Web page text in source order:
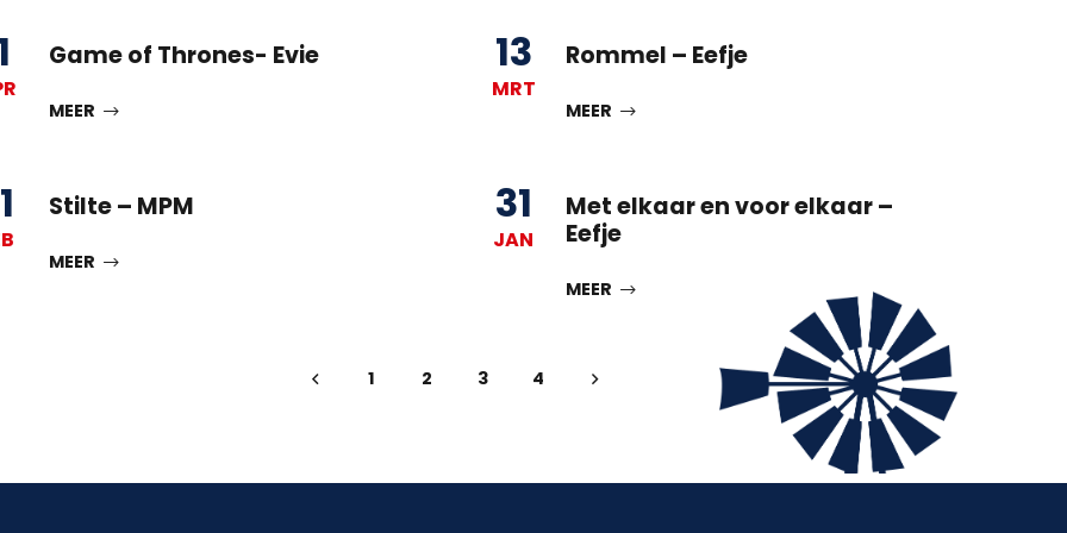
Game of Thrones- Evie
MEER
13
MRT
Rommel – Eefje
MEER
Stilte – MPM
MEER
31
JAN
Met elkaar en voor elkaar –
Eefje
MEER
1 2 3 4